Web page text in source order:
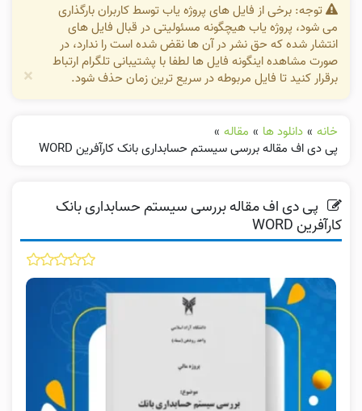
توجه: برخی از فایل های پروژه یاب توسط کاربران بارگذاری
می شود، پروژه یاب هیچگونه مسئولیتی در قبال فایل های
انتشار شده که حق نشر در آن ها نقض شده است را ندارد، در
صورت مشاهده اینگونه فایل ها لطفا با پشتیبانی تلگرام ارتباط
برقرار کنید تا فایل مربوطه در سریع ترین زمان حذف شود.
×
خانه » دانلود ها » مقاله »
پی دی اف مقاله بررسی سیستم حسابداری بانک کارآفرین WORD
پی دی اف مقاله بررسی سیستم حسابداری بانک
کارآفرین WORD